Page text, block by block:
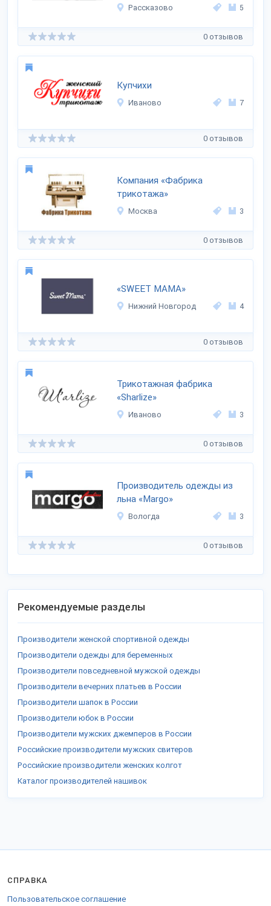
Рассказово 5
0 отзывов
Купчихи
Иваново 7
0 отзывов
Компания «Фабрика
трикотажа»
Москва 3
0 отзывов
«SWEET MAMA»
Нижний Новгород 4
0 отзывов
Трикотажная фабрика
«Sharlize»
Иваново 3
0 отзывов
Производитель одежды из
льна «Margo»
Вологда 3
0 отзывов
Рекомендуемые разделы
Производители женской спортивной одежды
Производители одежды для беременных
Производители повседневной мужской одежды
Производители вечерних платьев в России
Производители шапок в России
Производители юбок в России
Производители мужских джемперов в России
Российские производители мужских свитеров
Российские производители женских колгот
Каталог производителей нашивок
СПРАВКА
Пользовательское соглашение